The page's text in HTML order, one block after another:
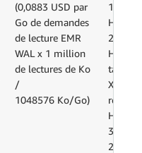
(0,0883 USD par
Go de demandes
de lecture EMR
WAL x 1 million
de lectures de Ko
/
1048576 Ko/Go)
10
HBase
2
HBase
table
X 1
région
HBase
30
24